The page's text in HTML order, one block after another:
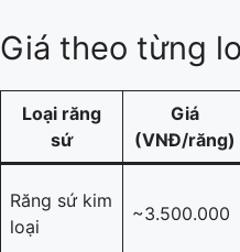
Giá theo từng
Loại răng
sứ
Giá
(VNĐ/răng)
Răng sứ kim
loại
~3.500.000